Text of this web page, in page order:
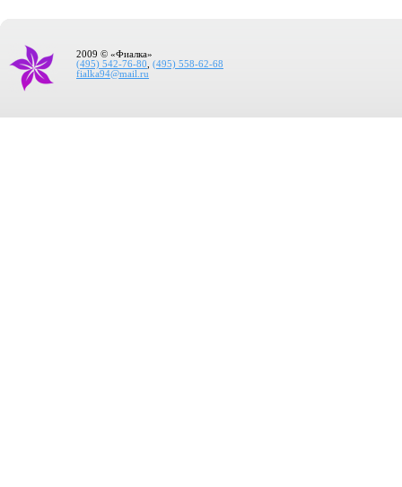
2009 © «Фиалка»
(495) 542-76-80
(495) 558-62-68
fialka94@mail.ru